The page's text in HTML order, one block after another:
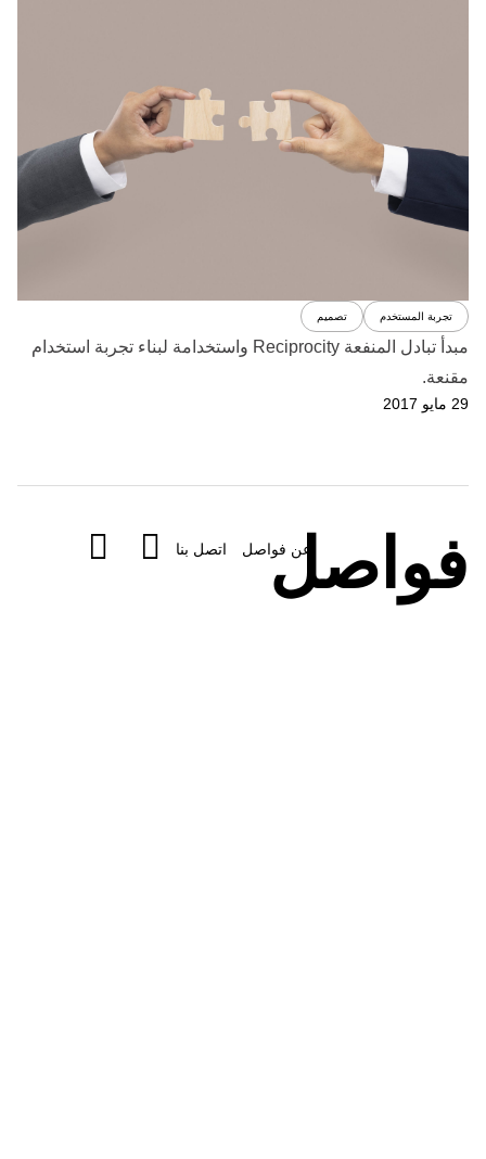
تجربة المستخدم تصميم
مبدأ تبادل المنفعة Reciprocity واستخدامة لبناء تجربة استخدام
مقنعة.
29 مايو 2017
فواصل
عن فواصل اتصل بنا